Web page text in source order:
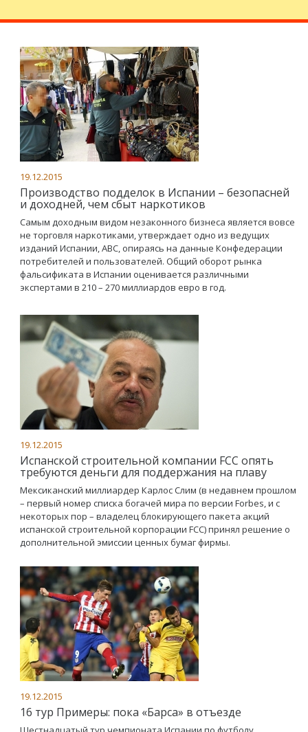
19.12.2015
Производство подделок в Испании – безопасней
и доходней, чем сбыт наркотиков
Самым доходным видом незаконного бизнеса является вовсе
не торговля наркотиками, утверждает одно из ведущих
изданий Испании, АВС, опираясь на данные Конфедерации
потребителей и пользователей. Общий оборот рынка
фальсификата в Испании оценивается различными
экспертами в 210 – 270 миллиардов евро в год.
19.12.2015
Испанской строительной компании FCC опять
требуются деньги для поддержания на плаву
Мексиканский миллиардер Карлос Слим (в недавнем прошлом
– первый номер списка богачей мира по версии Forbes, и с
некоторых пор – владелец блокирующего пакета акций
испанской строительной корпорации FCC) принял решение о
дополнительной эмиссии ценных бумаг фирмы.
19.12.2015
16 тур Примеры: пока «Барса» в отъезде